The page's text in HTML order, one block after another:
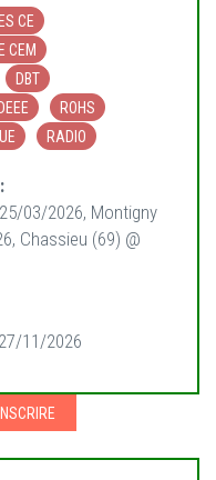
CE
CEM
DBT
DEEE
ROHS
RADIO
03/2026, Montigny
Chassieu (69) @
11/2026